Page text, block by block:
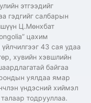
этгээдийг
гэдгийг салбарын
Ц.Мөнхбат
цахим
43 сая удаа
хувийн хэвшлийн
байгаа
уялдаа ямар
үндэсний хиймэл
тодрууллаа.